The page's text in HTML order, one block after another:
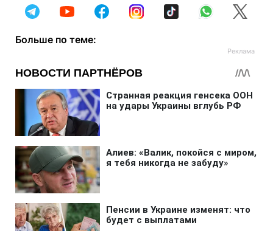
Больше по теме: